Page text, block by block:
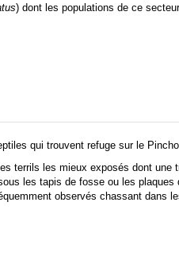
) dont les populations de ce
qui trouvent refuge sur le
terrils les mieux exposés dont une
les tapis de fosse ou les
observés chassant dans